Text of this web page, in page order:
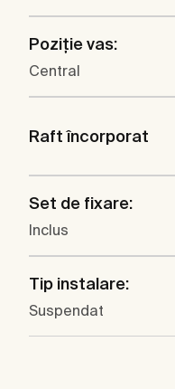
Poziţie vas:
Central
Raft încorporat
Set de fixare:
Inclus
Tip instalare:
Suspendat